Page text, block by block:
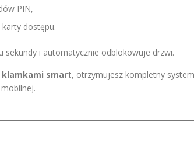
PIN,
dostępu.
sekundy i automatycznie odblokowuje drzwi.
smart, otrzymujesz kompletny